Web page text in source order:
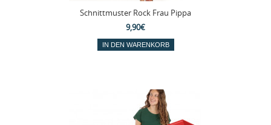
Schnittmuster Rock Frau Pippa
9,90€